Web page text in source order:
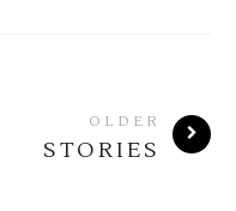
OLDER
STORIES